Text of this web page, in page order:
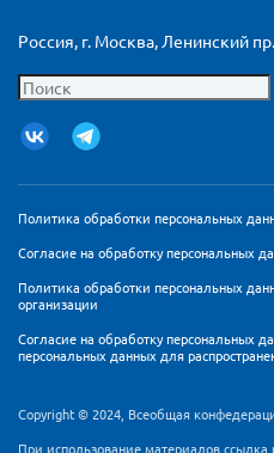
Россия, г. Москва, Ленинский
Политика обработки персональных
Согласие на обработку персональных
Политика обработки персональных
организации
Согласие на обработку персональных
персональных данных для
Copyright © 2024, Всеобщая
При использование материалов ссылка